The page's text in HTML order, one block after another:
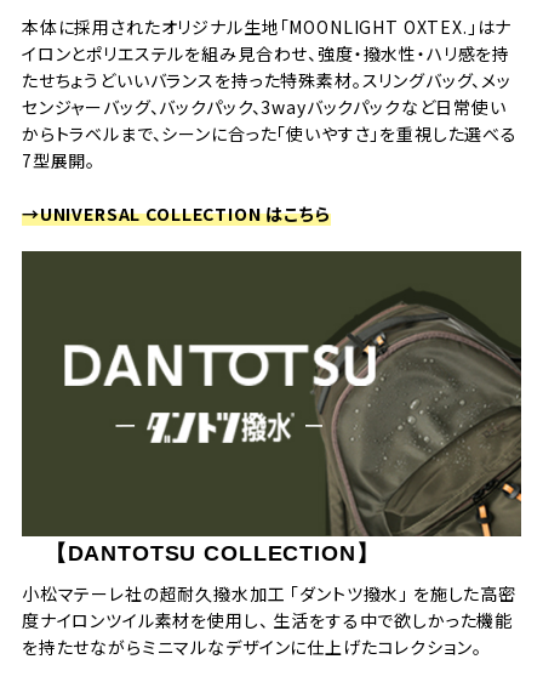
本体に採用されたオリジナル生地「MOONLIGHT OXTEX.」はナ
イロンとポリエステルを組み見合わせ、強度・撥水性・ハリ感を持
たせちょうどいいバランスを持った特殊素材。スリングバッグ、メッ
センジャーバッグ、バックパック、3wayバックパックなど日常使い
からトラベルまで、シーンに合った「使いやすさ」を重視した選べる
7型展開。
→UNIVERSAL COLLECTION はこちら
【DANTOTSU COLLECTION】
小松マテーレ社の超耐久撥水加工 「ダントツ撥水」 を施した高密
度ナイロンツイル素材を使用し、 生活をする中で欲しかった機能
を持たせながらミニマルなデザインに仕上げたコレクション。